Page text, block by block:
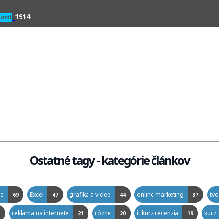
1914
Ostatné tagy - kategórie článkov
69 Excel 47 grafika a video 44 online marketing 37
reklama na internete 21 rôzne 20 it kurz recenzia 19 kurz